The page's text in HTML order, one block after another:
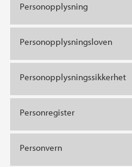
Personopplysning
Personopplysningsloven
Personopplysningssikkerhet
Personregister
Personvern